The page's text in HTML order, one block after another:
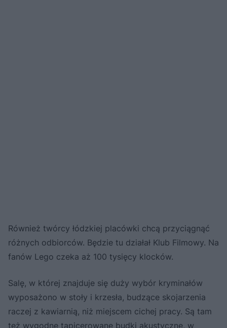
Również twórcy łódzkiej placówki chcą przyciągnąć
różnych odbiorców. Będzie tu działał Klub Filmowy. Na
fanów Lego czeka aż 100 tysięcy klocków.
Salę, w której znajduje się duży wybór kryminałów
wyposażono w stoły i krzesła, budzące skojarzenia
raczej z kawiarnią, niż miejscem cichej pracy. Są tam
też wygodne tapicerowane budki akustyczne, w